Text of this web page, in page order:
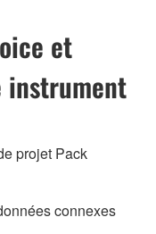
et
instrument
projet Pack
connexes